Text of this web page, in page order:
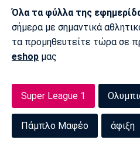
Όλα τα φύλλα της
σήμερα με σημαντικά
τα προμηθευτείτε τώρα σε
eshop μας
Super League 1
Πάμπλο Μαφέο άφιξη